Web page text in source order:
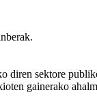
diren sektore
gainerako